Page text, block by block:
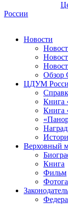
России
Новости
ЦДУМ
Книга
Книга
Верховный
Книга
Фильм